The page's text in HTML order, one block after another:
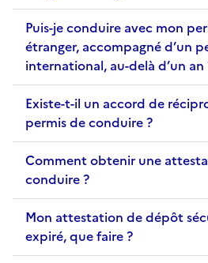
Puis-je conduire avec mon
étranger, accompagné d’un
international, au-delà d’un an
Existe-t-il un accord de
permis de conduire ?
Comment obtenir une
conduire ?
Mon attestation de dépôt
expiré, que faire ?